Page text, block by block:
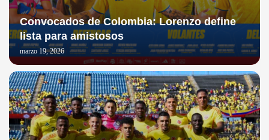
Convocados de Colombia: Lorenzo define
lista para amistosos
marzo 19, 2026